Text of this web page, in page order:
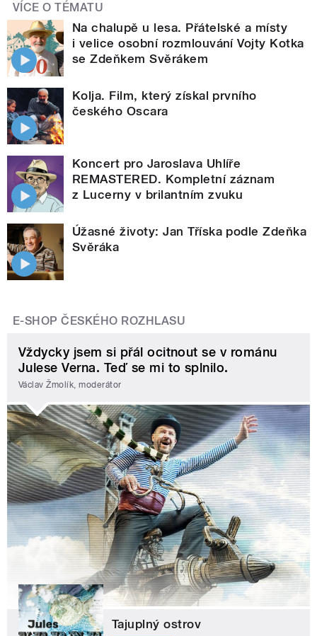
VÍCE O TÉMATU
Na chalupě u lesa. Přátelské a místy
i velice osobní rozmlouvání Vojty Kotka
se Zdeňkem Svěrákem
Kolja. Film, který získal prvního
českého Oscara
Koncert pro Jaroslava Uhlíře
REMASTERED. Kompletní záznam
z Lucerny v brilantním zvuku
Úžasné životy: Jan Tříska podle Zdeňka
Svěráka
E-SHOP ČESKÉHO ROZHLASU
Vždycky jsem si přál ocitnout se v románu
Julese Verna. Teď se mi to splnilo.
Václav Žmolík, moderátor
Tajuplný ostrov